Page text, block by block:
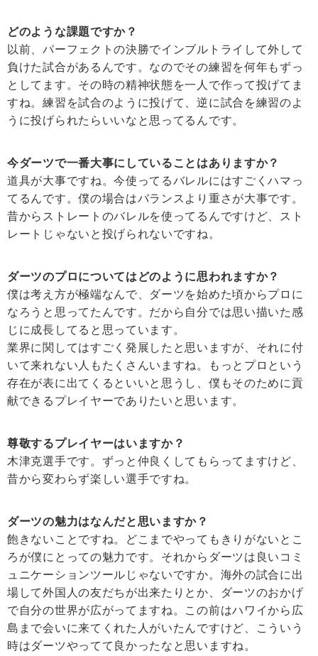
どのような課題ですか？
以前、パーフェクトの決勝でインブルトライして外して
負けた試合があるんです。なのでその練習を何年もずっ
としてます。その時の精神状態を一人で作って投げてま
すね。練習を試合のように投げて、逆に試合を練習のよ
うに投げられたらいいなと思ってるんです。
今ダーツで一番大事にしていることはありますか？
道具が大事ですね。今使ってるバレルにはすごくハマっ
てるんです。僕の場合はバランスより重さが大事です。
昔からストレートのバレルを使ってるんですけど、スト
レートじゃないと投げられないですね。
ダーツのプロについてはどのように思われますか？
僕は考え方が極端なんで、ダーツを始めた頃からプロに
なろうと思ってたんです。だから自分では思い描いた感
じに成長してると思っています。
業界に関してはすごく発展したと思いますが、それに付
いて来れない人もたくさんいますね。もっとプロという
存在が表に出てくるといいと思うし、僕もそのために貢
献できるプレイヤーでありたいと思います。
尊敬するプレイヤーはいますか？
木津克選手です。ずっと仲良くしてもらってますけど、
昔から変わらず楽しい選手ですね。
ダーツの魅力はなんだと思いますか？
飽きないことですね。どこまでやってもきりがないとこ
ろが僕にとっての魅力です。それからダーツは良いコミ
ュニケーションツールじゃないですか。海外の試合に出
場して外国人の友だちが出来たりとか、ダーツのおかげ
で自分の世界が広がってますね。この前はハワイから広
島まで会いに来てくれた人がいたんですけど、こういう
時はダーツやってて良かったなと思いますね。